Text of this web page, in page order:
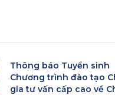
Thông báo Tuyển sinh
Chương trình đào tạo
gia tư vấn cấp cao về